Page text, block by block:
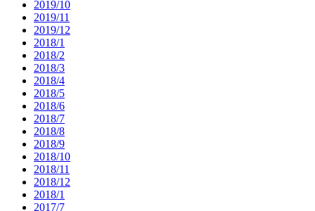
2019/10
2019/11
2019/12
2018/1
2018/2
2018/3
2018/4
2018/5
2018/6
2018/7
2018/8
2018/9
2018/10
2018/11
2018/12
2018/1
2017/7